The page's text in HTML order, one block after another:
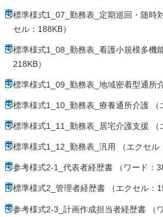
標準様式1_07_勤務表_定期巡回・随時
セル：188KB）
標準様式1_08_勤務表_看護小規模多機
218KB）
標準様式1_09_勤務表_地域密着型通所
標準様式1_10_勤務表_療養通所介護 （
標準様式1_11_勤務表_居宅介護支援 （
標準様式1_12_勤務表_汎用 （エクセル
参考様式2-1_代表者経歴書 （ワード：
標準様式2_管理者経歴書 （エクセル：
参考様式2-3_計画作成担当者経歴書 （